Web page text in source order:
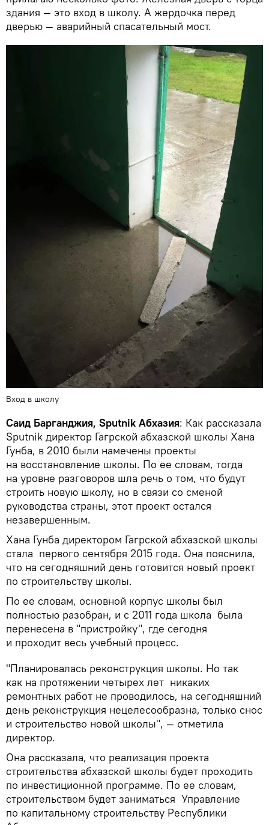
здания — это вход в школу. А жердочка перед
дверью — аварийный спасательный мост.
Вход в школу
Саид Барганджия, Sputnik Абхазия: Как рассказала
Sputnik директор Гагрской абхазской школы Хана
Гунба, в 2010 были намечены проекты
на восстановление школы. По ее словам, тогда
на уровне разговоров шла речь о том, что будут
строить новую школу, но в связи со сменой
руководства страны, этот проект остался
незавершенным.
Хана Гунба директором Гагрской абхазской школы
стала первого сентября 2015 года. Она пояснила,
что на сегодняшний день готовится новый проект
по строительству школы.
По ее словам, основной корпус школы был
полностью разобран, и с 2011 года школа была
перенесена в "пристройку", где сегодня
и проходит весь учебный процесс.
"Планировалась реконструкция школы. Но так
как на протяжении четырех лет никаких
ремонтных работ не проводилось, на сегодняшний
день реконструкция нецелесообразна, только снос
и строительство новой школы", — отметила
директор.
Она рассказала, что реализация проекта
строительства абхазской школы будет проходить
по инвестиционной программе. По ее словам,
строительством будет заниматься Управление
по капитальному строительству Республики